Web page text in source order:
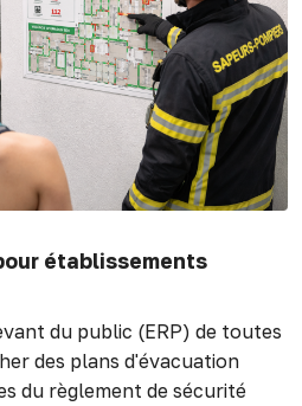
établissements
du public (ERP) de toutes
des plans d'évacuation
du règlement de sécurité